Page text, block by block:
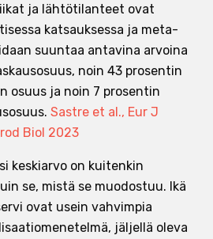
ja lähtötilanteet ovat
katsauksessa ja meta-
suuntaa antavina arvoina
noin 43 prosentin
osuus ja noin 7 prosentin
Sastre et al., Eur J
Biol 2023
keskiarvo on kuitenkin
se, mistä se muodostuu. Ikä
ovat usein vahvimpia
jäljellä oleva